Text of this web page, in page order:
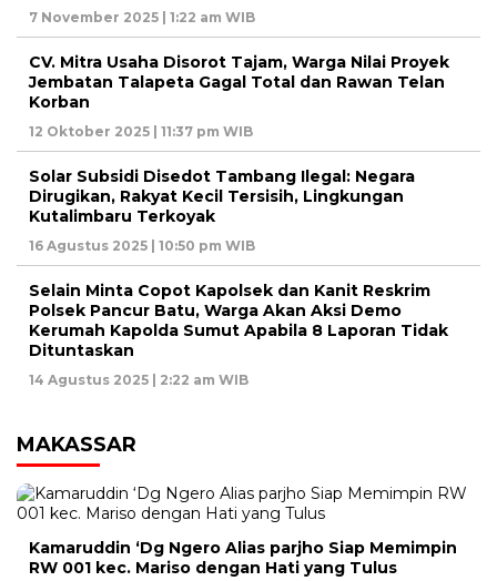
7 November 2025 | 1:22 am WIB
CV. Mitra Usaha Disorot Tajam, Warga Nilai Proyek
Jembatan Talapeta Gagal Total dan Rawan Telan
Korban
12 Oktober 2025 | 11:37 pm WIB
Solar Subsidi Disedot Tambang Ilegal: Negara
Dirugikan, Rakyat Kecil Tersisih, Lingkungan
Kutalimbaru Terkoyak
16 Agustus 2025 | 10:50 pm WIB
Selain Minta Copot Kapolsek dan Kanit Reskrim
Polsek Pancur Batu, Warga Akan Aksi Demo
Kerumah Kapolda Sumut Apabila 8 Laporan Tidak
Dituntaskan
14 Agustus 2025 | 2:22 am WIB
MAKASSAR
Kamaruddin ‘Dg Ngero Alias parjho Siap Memimpin
RW 001 kec. Mariso dengan Hati yang Tulus